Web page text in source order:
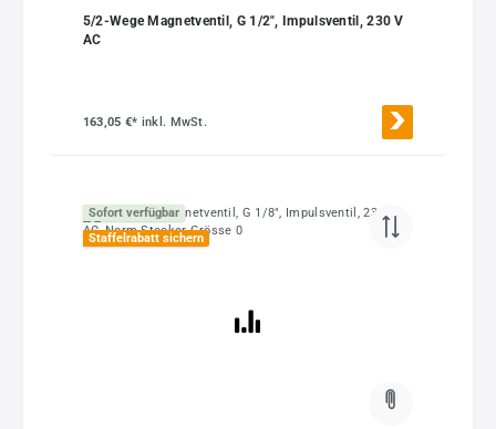
5/2-Wege Magnetventil, G 1/2", Impulsventil, 230 V
AC
163,05 €* inkl. MwSt.
Sofort verfügbar
Staffelrabatt sichern